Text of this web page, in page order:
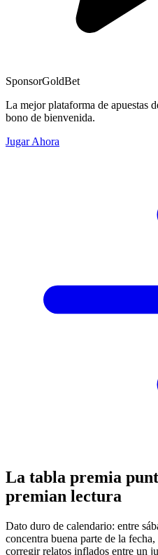
SponsorGoldBet
La mejor plataforma de apuestas
bono de bienvenida.
Jugar Ahora
La tabla premia
premian lectura
Dato duro de calendario: entre
concentra buena parte de la
corregir relatos inflados entre un